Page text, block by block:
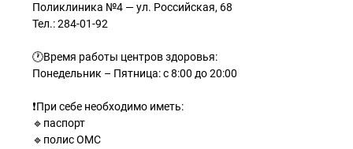
Поликлиника №4 — ул. Российская, 68
Тел.: 284-01-92
🕐Время работы центров здоровья:
Понедельник – Пятница: с 8:00 до 20:00
❗При себе необходимо иметь:
🔹паспорт
🔹полис ОМС